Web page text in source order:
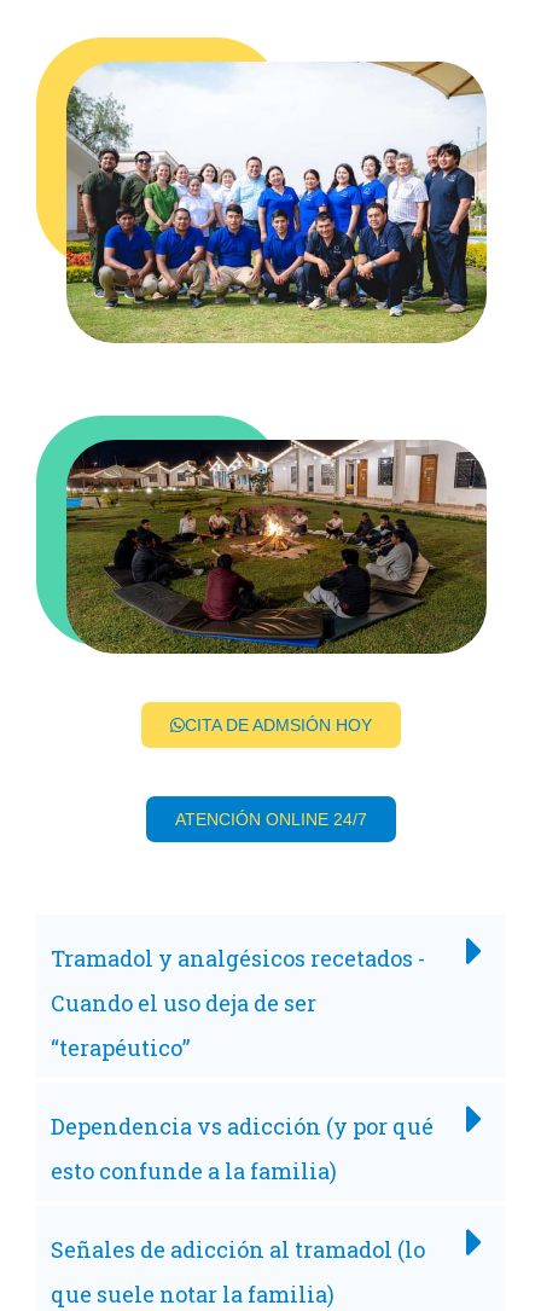
CITA DE ADMSIÓN HOY
ATENCIÓN ONLINE 24/7
Tramadol y analgésicos recetados -
Cuando el uso deja de ser
“terapéutico”
Dependencia vs adicción (y por qué
esto confunde a la familia)
Señales de adicción al tramadol (lo
que suele notar la familia)